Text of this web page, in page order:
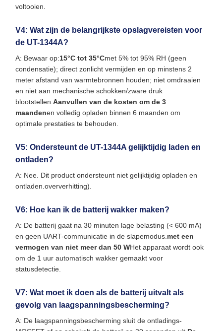
voltooien.
V4: Wat zijn de belangrijkste opslagvereisten voor
de UT-1344A?
A: Bewaar op:15°C tot 35°Cmet 5% tot 95% RH (geen
condensatie); direct zonlicht vermijden en op minstens 2
meter afstand van warmtebronnen houden; niet omdraaien
en niet aan mechanische schokken/zware druk
blootstellen. Aanvullen van de kosten om de 3
maandenen volledig opladen binnen 6 maanden om
optimale prestaties te behouden.
V5: Ondersteunt de UT-1344A gelijktijdig laden en
ontladen?
A: Nee. Dit product ondersteunt niet gelijktijdig opladen en
ontladen.oververhitting).
V6: Hoe kan ik de batterij wakker maken?
A: De batterij gaat na 30 minuten lage belasting (< 600 mA)
en geen UART-communicatie in de slapemodus. met een
vermogen van niet meer dan 50 WHet apparaat wordt ook
om de 1 uur automatisch wakker gemaakt voor
statusdetectie.
V7: Wat moet ik doen als de batterij uitvalt als
gevolg van laagspanningsbescherming?
A: De laagspanningsbescherming sluit de ontladings-